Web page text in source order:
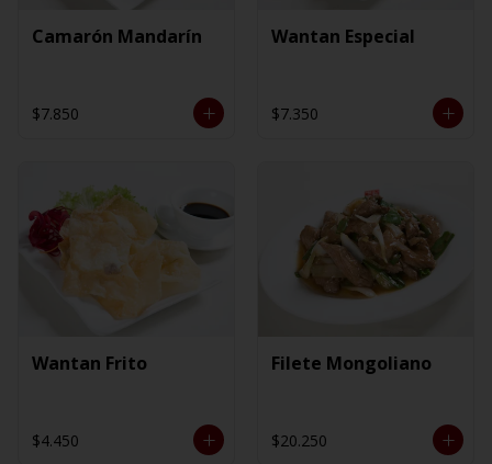
Camarón Mandarín
$7.850
Wantan Especial
$7.350
Wantan Frito
$4.450
Filete Mongoliano
$20.250